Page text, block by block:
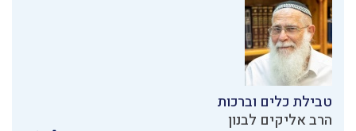
טבילת כלים וברכות
הרב אליקים לבנון